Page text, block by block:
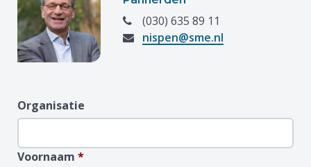
(030) 635 89 11
nispen@sme.nl
Organisatie
Voornaam *